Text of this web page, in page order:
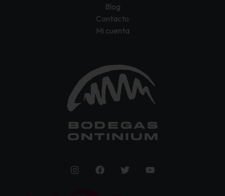
Blog
Contacto
Mi cuenta